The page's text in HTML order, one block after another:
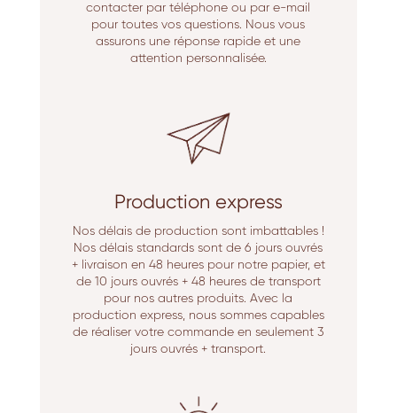
contacter par téléphone ou par e-mail
pour toutes vos questions. Nous vous
assurons une réponse rapide et une
attention personnalisée.
Production express
Nos délais de production sont imbattables !
Nos délais standards sont de 6 jours ouvrés
+ livraison en 48 heures pour notre papier, et
de 10 jours ouvrés + 48 heures de transport
pour nos autres produits. Avec la
production express, nous sommes capables
de réaliser votre commande en seulement 3
jours ouvrés + transport.